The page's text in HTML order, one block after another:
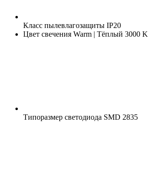
Класс пылевлагозащиты IP20
Цвет свечения Warm | Тёплый 3000 K
Типоразмер светодиода SMD 2835